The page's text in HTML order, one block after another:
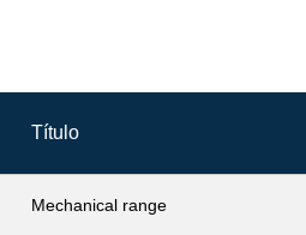
Título
Mechanical range